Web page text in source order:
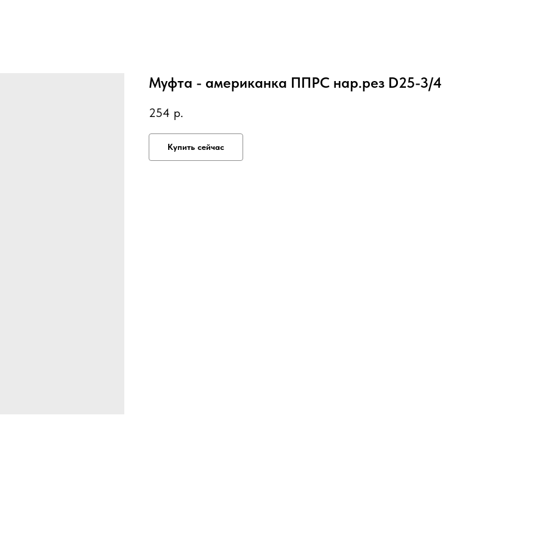
Муфта - американка ППРС нар.рез D25-3/4
254 р.
Купить сейчас